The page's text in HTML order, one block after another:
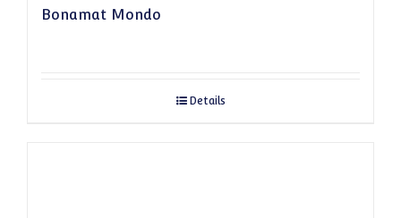
Bonamat Mondo
Details